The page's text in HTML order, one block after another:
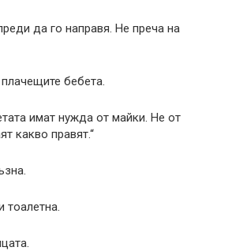
да го направя. Не преча на
бебета.
имат нужда от майки. Не от
какво правят.“
тоалетна.